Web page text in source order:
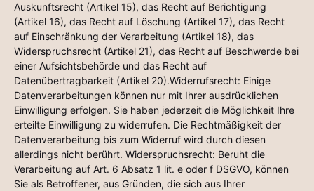
Auskunftsrecht (Artikel 15), das Recht auf Berichtigung
(Artikel 16), das Recht auf Löschung (Artikel 17), das Recht
auf Einschränkung der Verarbeitung (Artikel 18), das
Widerspruchsrecht (Artikel 21), das Recht auf Beschwerde bei
einer Aufsichtsbehörde und das Recht auf
Datenübertragbarkeit (Artikel 20).Widerrufsrecht: Einige
Datenverarbeitungen können nur mit Ihrer ausdrücklichen
Einwilligung erfolgen. Sie haben jederzeit die Möglichkeit Ihre
erteilte Einwilligung zu widerrufen. Die Rechtmäßigkeit der
Datenverarbeitung bis zum Widerruf wird durch diesen
allerdings nicht berührt. Widerspruchsrecht: Beruht die
Verarbeitung auf Art. 6 Absatz 1 lit. e oder f DSGVO, können
Sie als Betroffener, aus Gründen, die sich aus Ihrer